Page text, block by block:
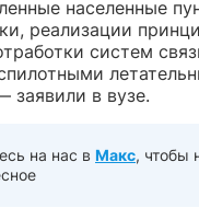
населенные
реализации
систем
заявили в вузе.
на нас в Макс, чтобы